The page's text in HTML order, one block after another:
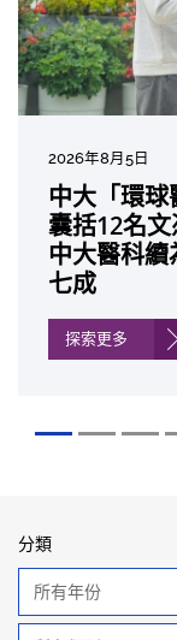
2026年8月5日
中大「環
囊括12名
中大醫科
七成
探索更多
2026年7月10日
中大研發「
腫 假陽性
候診症時間
2026年7月10日
中大黃秀
「光華工程
域唯一香港
2026年7月7日
中大新設
許公開試狀
世界 裝備
2026年6月29日
中大全新
傳統檢測中
工受孕流
2026年6月22日
中大發現
可恢復七成
法
2026年6月17日
中大成功
一種免疫細
細胞耐藥性
2026年6月10日
中大與多
究 逾半晚
因特定基
「慢性病」
探索更多
2026年6月5日
中大教授
獎」 成為
研最高榮譽
2026年6月2日
中大匯聚
保險如何推
探索更多
2026年5月19日
中大張源
際泌尿科
獎
2026年5月14日
中大取得
破 初步證
復情況
分類
類